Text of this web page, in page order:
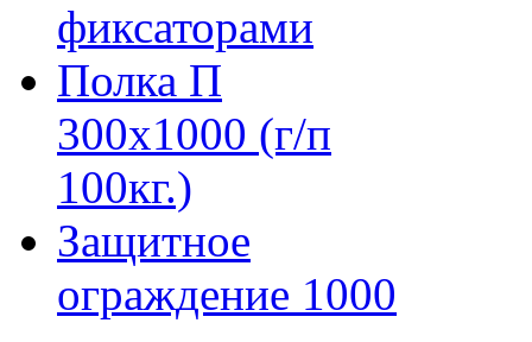
фиксаторами
Полка П
300х1000 (г/п
100кг.)
Защитное
ограждение 1000